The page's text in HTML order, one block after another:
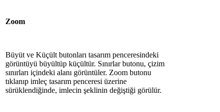
Zoom
Büyüt ve Küçült butonları tasarım penceresindeki
görüntüyü büyültüp küçültür. Sınırlar butonu, çizim
sınırları içindeki alanı görüntüler. Zoom butonu
tıklanıp imleç tasarım penceresi üzerine
sürüklendiğinde, imlecin şeklinin değiştiği görülür.